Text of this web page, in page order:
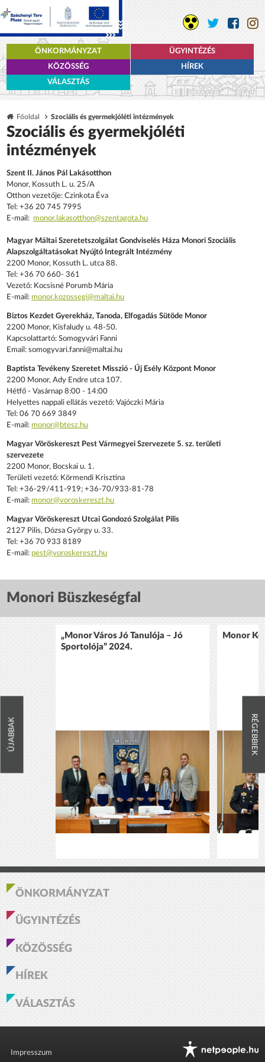
ÖNKORMÁNYZAT
ÜGYINTÉZÉS
KÖZÖSSÉG
HÍREK
VÁLASZTÁS
Főoldal Szociális és gyermekjóléti intézmények
Szociális és gyermekjóléti
intézmények
Szent II. János Pál Lakásotthon​
Monor, Kossuth L. u. 25/A
Otthon vezetője: Czinkota Éva
Tel: +36 20 745 7995
E-mail: monor.lakasotthon@szentagota.hu
Magyar Máltai Szeretetszolgálat Gondviselés Háza Monori Szociális
Alapszolgáltatásokat Nyújtó Integrált Intézmény
2200 Monor, Kossuth L. utca 88.
Tel: +36 70 660- 361
Vezető: Kocsisné Porumb Mária
E-mail: monor.kozossegi@maltai.hu
Biztos Kezdet Gyerekház, Tanoda, Elfogadás Sütöde Monor​
2200 Monor, Kisfaludy u. 48-50.
Kapcsolattartó: Somogyvári Fanni
Email: somogyvari.fanni@maltai.hu
Baptista Tevékeny Szeretet Misszió​ - Új Esély Központ Monor
2200 Monor, Ady Endre utca 107.
Hétfő - Vasárnap 8:00 - 14:00
Helyettes nappali ellátás vezető: Vajóczki Mária
Tel: 06 70 669 3849
E-mail: monor@btesz.hu
Magyar Vöröskereszt Pest Vármegyei Szervezete 5. sz. területi
szervezete
2200 Monor, Bocskai u. 1.
Területi vezető: Körmendi Krisztina
Tel: +36-29/411-919; +36-70/933-81-78
E-mail: monor@voroskereszt.hu
Magyar Vöröskereszt Utcai Gondozó Szolgálat Pilis​
2127 Pilis, Dózsa György u. 33.
Tel: +36 70 933 8189
E-mail: pest@voroskereszt.hu
Monori Büszkeségfal
ÚJABBAK
„Monor Város Jó Tanulója – Jó
Sportolója” 2024.
Monor
RÉGEBBIEK
ÖNKORMÁNYZAT
ÜGYINTÉZÉS
KÖZÖSSÉG
HÍREK
VÁLASZTÁS
Impresszum